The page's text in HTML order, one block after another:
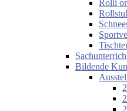
Rolli
Bildende